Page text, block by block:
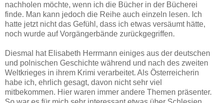
nachholen möchte, wenn ich die Bücher in der Bücherei
finde. Man kann jedoch die Reihe auch einzeln lesen. Ich
hatte jetzt nicht das Gefühl, dass ich etwas versäumt hätte,
noch wurde auf Vorgängerbände zurückgegriffen.
Diesmal hat Elisabeth Herrmann einiges aus der deutschen
und polnischen Geschichte während und nach des zweiten
Weltkrieges in ihrem Krimi verarbeitet. Als Österreicherin
habe ich, ehrlich gesagt, davon nicht sehr viel
mitbekommen. Hier waren immer andere Themen präsenter.